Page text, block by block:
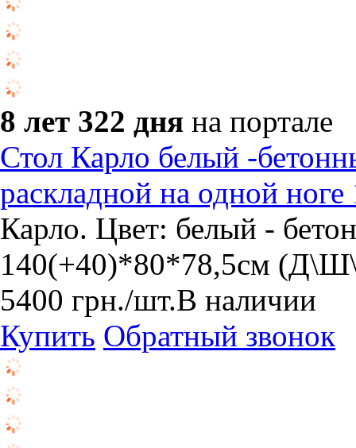
8 лет 322 дня на портале
Стол Карло белый -
раскладной на одной
Карло. Цвет: белый -
140(+40)*80*78,5см
5400 грн./шт.В наличии
Купить Обратный звонок